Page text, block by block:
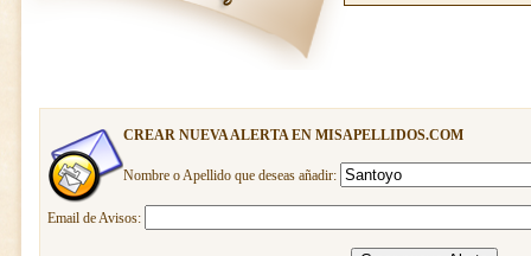
CREAR NUEVA ALERTA EN MISAPELLIDOS.COM
Nombre o Apellido que deseas añadir:
Email de Avisos: